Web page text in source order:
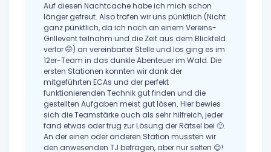
Auf diesen Nachtcache habe ich mich schon
länger gefreut. Also trafen wir uns pünktlich (Nicht
ganz pünktlich, da ich noch an einem Vereins-
Grillevent teilnahm und die Zeit aus dem Blickfeld
verlor 🤭) an vereinbarter Stelle und los ging es im
12er-Team in das dunkle Abenteuer im Wald. Die
ersten Stationen konnten wir dank der
mitgeführten ECAs und der perfekt
funktionierenden Technik gut finden und die
gestellten Aufgaben meist gut lösen. Hier bewies
sich die Teamstärke auch als sehr hilfreich, jeder
fand etwas oder trug zur Lösung der Rätsel bei 🙂.
An der einen oder anderen Station mussten wir
den anwesenden TJ befragen, aber nur selten 😊!